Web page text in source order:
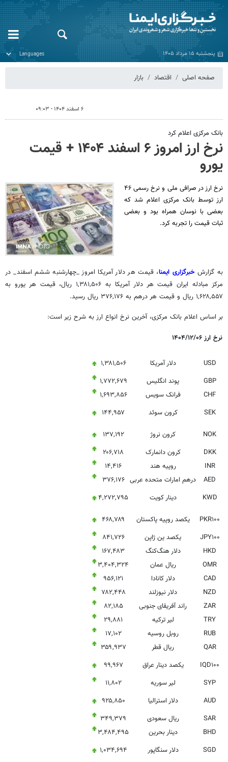
پنجشنبه ۱۵ مرداد ۱۴۰۵
صفحه اصلی اقتصاد بازار
۶ اسفند ۱۴۰۴ - ۰۹:۰۳
بانک مرکزی اعلام کرد
نرخ ارز امروز ۶ اسفند ۱۴۰۴ + قیمت
یورو
نرخ ارز در صرافی ملی و نرخ رسمی ۴۶
ارز توسط بانک مرکزی اعلام شد که
بعضی با نوسان همراه بود و بعضی
ثبات قیمت را تجربه کرد.
به گزارش خبرگزاری ایمنا، قیمت هر دلار آمریکا امروز _چهارشنبه ششم اسفند_ در
مرکز مبادله ایران قیمت هر دلار آمریکا به ۱,۳۸۱,۵۰۶ ریال، قیمت هر یورو به
۱,۶۲۸,۵۵۷ ریال و قیمت هر درهم به ۳۷۶,۱۷۶ ریال رسید.
بر اساس اعلام بانک مرکزی، آخرین نرخ انواع ارز به شرح زیر است:
نرخ ارز ۱۴۰۴/۱۲/۰۶
USD دلار آمریکا
۱,۳۸۱,۵۰۶
GBP
پوند انگلیس
۱,۷۷۲,۶۷۹
CHF
فرانک سویس
۱,۶۹۳,۸۵۶
SEK
کرون سوئد ۱۴۴,۹۵۷
NOK کرون نروژ
۱۳۷,۱۹۲
DKK
کرون دانمارک
۲۰۶,۷۱۸
INR
روپیه هند
۱۴,۴۱۶
AED
درهم امارات متحده عربی ۳۷۶,۱۷۶
KWD
دینار کویت ۴,۲۷۲,۷۹۵
PKR۱۰۰ یکصد روپیه پاکستان
۴۶۸,۷۸۹
JPY۱۰۰
یکصد ین ژاپن
۸۴۱,۷۲۶
HKD
دلار هنگ‌کنگ
۱۶۷,۴۸۳
OMR
ریال عمان
۳,۴۰۴,۳۲۴
CAD
دلار کانادا
۹۵۶,۱۲۱
NZD
دلار نیوزلند
۷۸۲,۴۴۸
ZAR
راند آفریقای جنوبی
۸۲,۱۸۵
TRY
لیر ترکیه
۲۹,۸۸۱
RUB
روبل روسیه
۱۷,۱۰۲
QAR
ریال قطر
۳۵۹,۹۳۷
IQD۱۰۰
یکصد دینار عراق
۹۹,۹۶۷
SYP
لیر سوریه
۱۱,۸۰۲
AUD
دلار استرالیا
۹۲۵,۸۵۰
SAR
ریال سعودی
۳۴۹,۳۷۹
BHD
دینار بحرین
۳,۴۸۴,۴۹۵
SGD
دلار سنگاپور
۱,۰۳۴,۶۹۴